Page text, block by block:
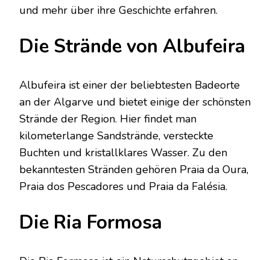
und mehr über ihre Geschichte erfahren.
Die Strände von Albufeira
Albufeira ist einer der beliebtesten Badeorte
an der Algarve und bietet einige der schönsten
Strände der Region. Hier findet man
kilometerlange Sandstrände, versteckte
Buchten und kristallklares Wasser. Zu den
bekanntesten Stränden gehören Praia da Oura,
Praia dos Pescadores und Praia da Falésia.
Die Ria Formosa